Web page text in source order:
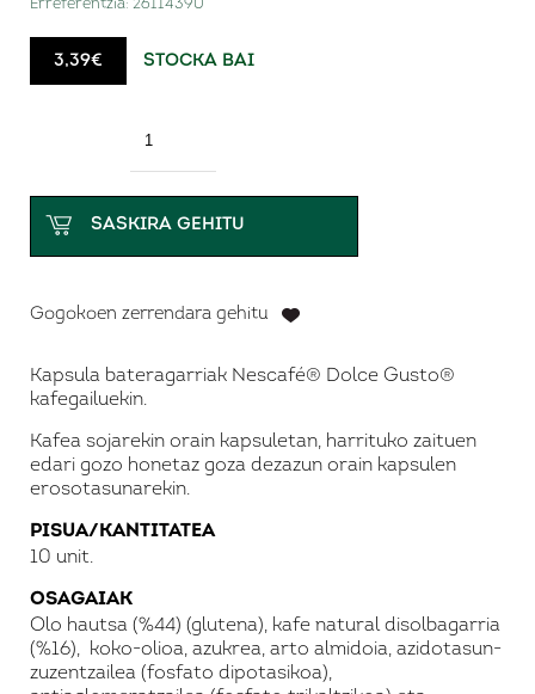
Moccamaster kafe-makinak
Kapsulen kafe-makinak
Merchandising
Erreferentzia: 26114390
3,39€ STOCKA BAI
SASKIRA GEHITU
Gogokoen zerrendara gehitu
Kapsula bateragarriak Nescafé® Dolce Gusto®
kafegailuekin.
Kafea sojarekin orain kapsuletan, harrituko zaituen
edari gozo honetaz goza dezazun orain kapsulen
erosotasunarekin.
PISUA/KANTITATEA
10 unit.
OSAGAIAK
Olo hautsa (%44) (glutena), kafe natural disolbagarria
(%16), koko-olioa, azukrea, arto almidoia, azidotasun-
zuzentzailea (fosfato dipotasikoa),